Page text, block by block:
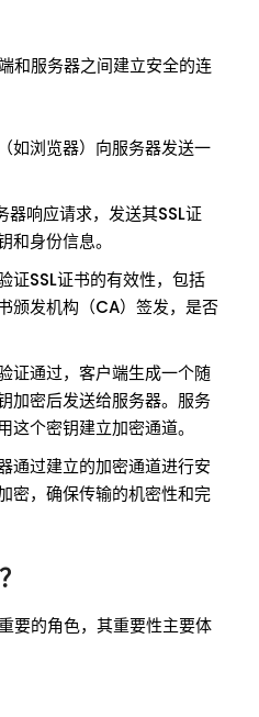
和服务器之间建立安全的连
如浏览器）向服务器发送一
器响应请求，发送其SSL证
和身份信息。
证SSL证书的有效性，包括
颁发机构（CA）签发，是否
证通过，客户端生成一个随
加密后发送给服务器。服务
这个密钥建立加密通道。
通过建立的加密通道进行安
密，确保传输的机密性和完
要的角色，其重要性主要体